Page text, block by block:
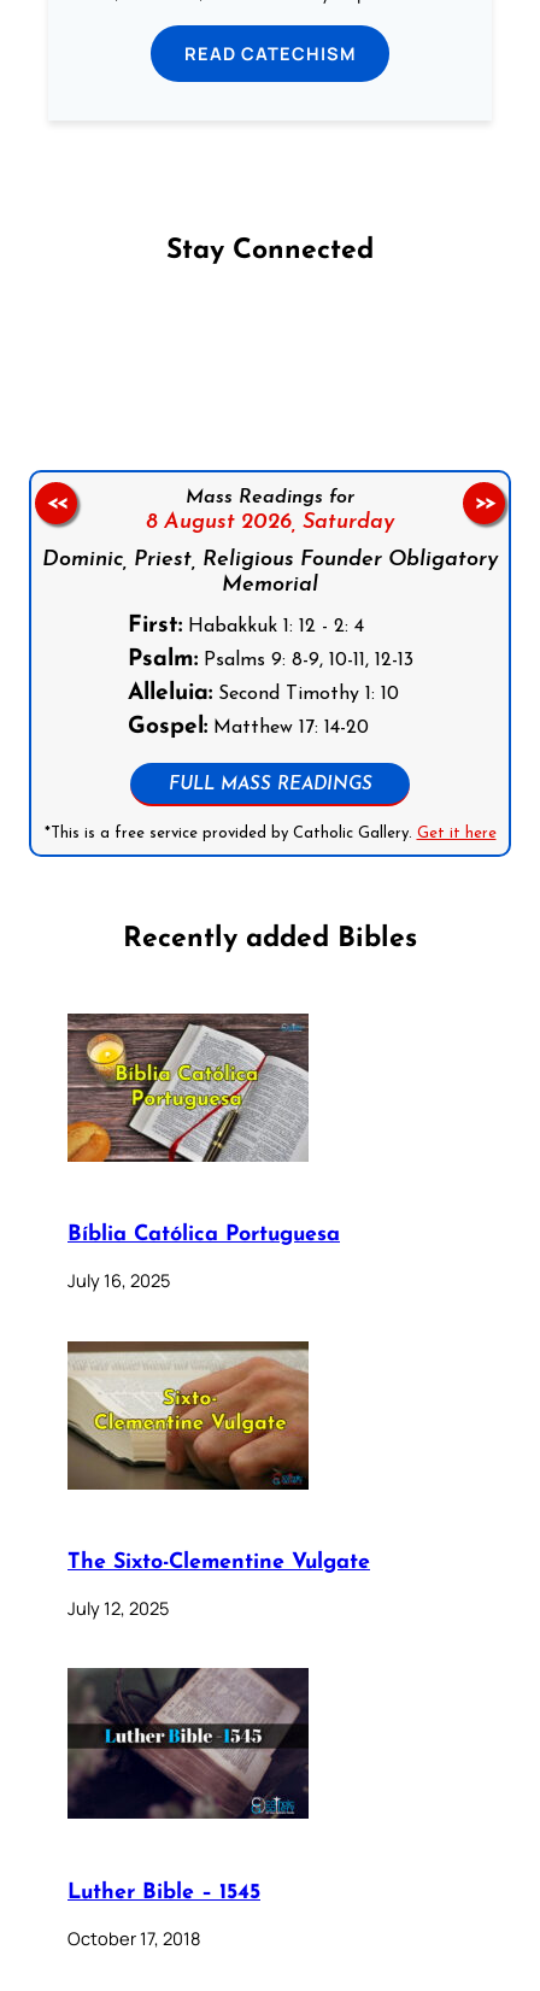
READ CATECHISM
Stay Connected
Mass Readings for
8 August 2026, Saturday
Dominic, Priest, Religious Founder Obligatory
Memorial
First:Habakkuk 1: 12 - 2: 4
Psalm:Psalms 9: 8-9, 10-11, 12-13
Alleluia:Second Timothy 1: 10
Gospel:Matthew 17: 14-20
FULL MASS READINGS
*This is a free service provided by Catholic Gallery. Get it here
<< >>
Recently added Bibles
Bíblia Católica Portuguesa
July 16, 2025
The Sixto-Clementine Vulgate
July 12, 2025
Luther Bible – 1545
October 17, 2018